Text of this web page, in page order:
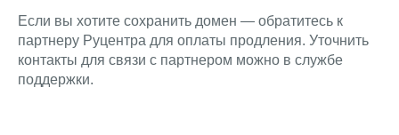
Если вы хотите сохранить домен — обратитесь к
партнеру Руцентра для оплаты продления. Уточнить
контакты для связи с партнером можно в службе
поддержки.